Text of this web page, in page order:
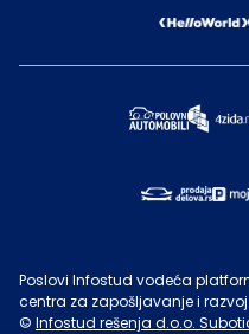
Poslovi Infostud vodeća
centra za zapošljavanje i
© Infostud rešenja d.o.o.